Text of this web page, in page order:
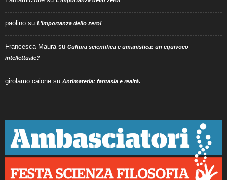
paolino su L’importanza dello zero!
Francesca Maurasu Cultura scientifica e umanistica: un equivoco
intellettuale?
girolamo caione su Antimateria: fantasia e realtà.